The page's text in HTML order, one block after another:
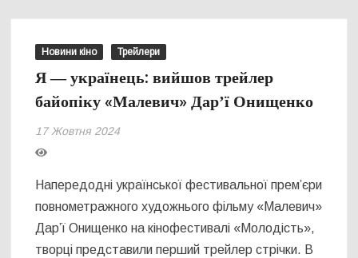
Новини кіно Трейлери
Я ― українець: вийшов трейлер
байопіку «Малевич» Дарʼї Онищенко
17 Жовтня 2024
Напередодні української фестивальної премʼєри
повнометражного художнього фільму «Малевич»
Дарʼї Онищенко на кінофестивалі «Молодість»,
творці представили перший трейлер стрічки. В